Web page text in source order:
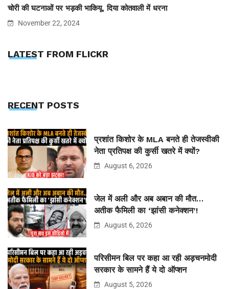
चोरी की घटनाओं पर भड़की भाकियू, दिया कोतवाली में धरना
November 22, 2024
LATEST FROM FLICKR
RECENT POSTS
प्रशांत किशोर के MLA बनते ही तेजस्वीकी
नेता प्रतिपक्ष की कुर्सी खतरे में क्यों?
August 6, 2026
जेल में अली और अब अबान की मौत…
अतीक फैमिली का ‘झांसी कनेक्शन’!
August 6, 2026
परिसीमन बिल पर कहा आ रही अड़चनमोदी
सरकार के सामने हैं ये दो ऑप्शन
August 5, 2026